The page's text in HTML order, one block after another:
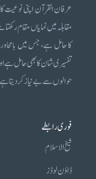
عرفان القرآن اپنی نوعیت
مقابلہ میں نمایاں مقام
کا حامل ہے، جس میں
تفسیری شان کا بھی حامل
حوالوں سے بے نیاز کر دیتا
فوری رابطے
شیخ الاسلام
ڈاؤن لوڈز